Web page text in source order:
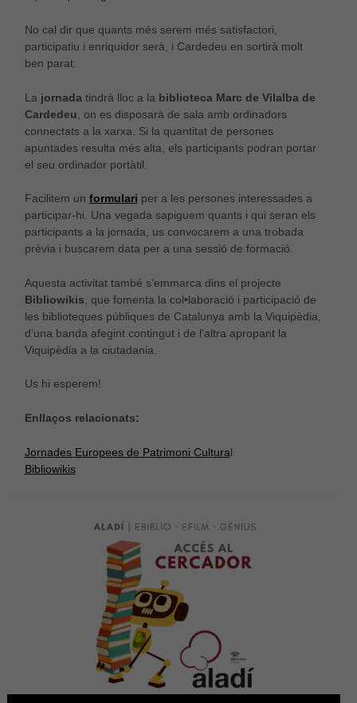
No cal dir que quants més serem més satisfactori,
participatiu i enriquidor serà, i Cardedeu en sortirà molt
ben parat.
La jornada tindrà lloc a la biblioteca Marc de Vilalba de
Cardedeu , on es disposarà de sala amb ordinadors
connectats a la xarxa. Si la quantitat de persones
apuntades resulta més alta, els participants podran portar
el seu ordinador portàtil.
Facilitem un formulari per a les persones interessades a
participar-hi. Una vegada sapiguem quants i qui seran els
participants a la jornada, us convocarem a una trobada
prèvia i buscarem data per a una sessió de formació.
Aquesta activitat també s’emmarca dins el projecte
Bibliowikis , que fomenta la col•laboració i participació de
les biblioteques públiques de Catalunya amb la Viquipèdia,
d’una banda afegint contingut i de l’altra apropant la
Viquipèdia a la ciutadania.
Us hi esperem!
Enllaços relacionats:
Jornades Europees de Patrimoni Cultural
Bibliowikis
Aquestes
cookies no
són
opcionals,
són